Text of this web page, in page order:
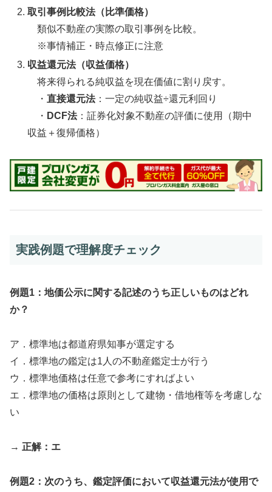
取引事例比較法（比準価格）
類似不動産の実際の取引事例を比較。
※事情補正・時点修正に注意
収益還元法（収益価格）
将来得られる純収益を現在価値に割り戻す。
・直接還元法：一定の純収益÷還元利回り
・ DCF法：証券化対象不動産の評価に使用（期中
収益＋復帰価格）
実践例題で理解度チェック
例題1：地価公示に関する記述のうち正しいものはどれ
か？
ア．標準地は都道府県知事が選定する
イ．標準地の鑑定は1人の不動産鑑定士が行う
ウ．標準地価格は任意で参考にすればよい
エ．標準地の価格は原則として建物・借地権等を考慮しな
い
→ 正解：エ
例題2：次のうち、鑑定評価において収益還元法が使用で